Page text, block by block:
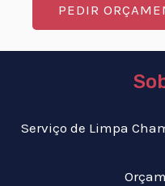
PEDIR
Serviço de Limpa